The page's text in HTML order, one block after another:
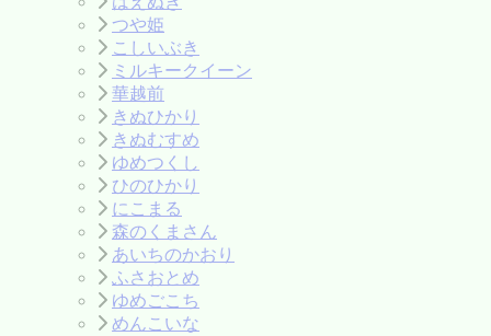
つや姫
こしいぶき
ミルキークイーン
華越前
きぬひかり
きぬむすめ
ゆめつくし
ひのひかり
にこまる
森のくまさん
あいちのかおり
ふさおとめ
ゆめごこち
めんこいな